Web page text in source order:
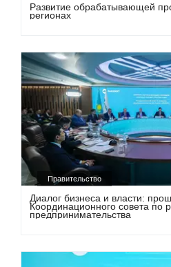
Развитие обрабатывающей
регионах
Правительство
Диалог бизнеса и власти:
Координационного совета по
предпринимательства